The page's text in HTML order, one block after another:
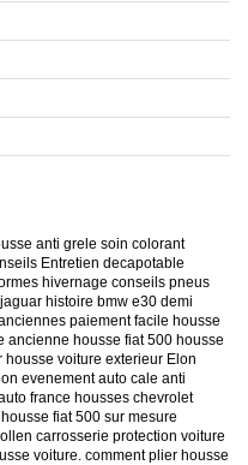
anti grele soin colorant
Entretien decapotable
hivernage conseils pneus
histoire bmw e30 demi
paiement facile housse
ancienne housse fiat 500 housse
housse voiture exterieur Elon
evenement auto cale anti
france housses chevrolet
housse fiat 500 sur mesure
carrosserie protection voiture
voiture. comment plier housse